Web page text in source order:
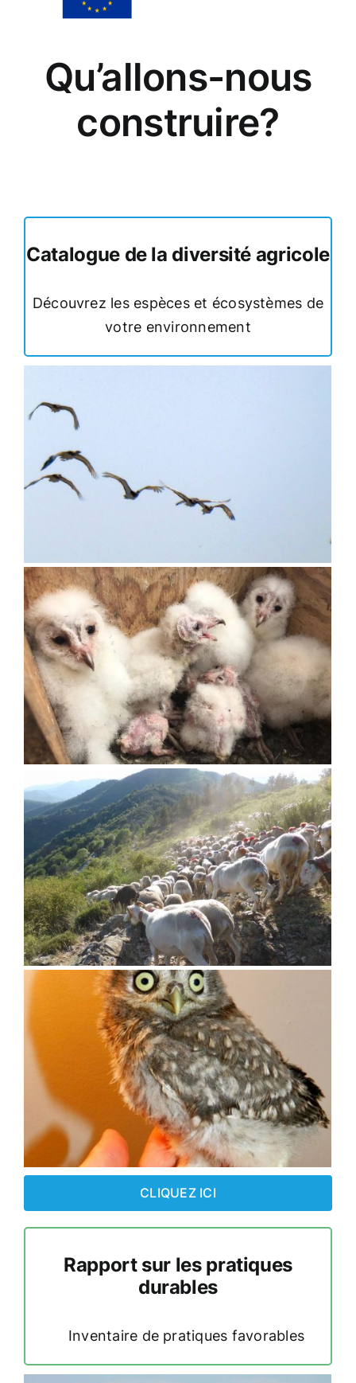
Qu’allons-nous
construire?
Catalogue de la diversité agricole
Découvrez les espèces et écosystèmes de
votre environnement
CLIQUEZ ICI
Rapport sur les pratiques
durables
Inventaire de pratiques favorables